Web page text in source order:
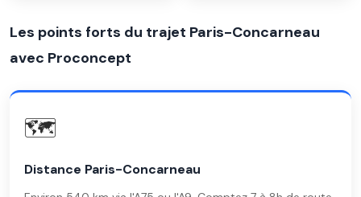
Les points forts du trajet Paris-Concarneau
avec Proconcept
🗺️
Distance Paris-Concarneau